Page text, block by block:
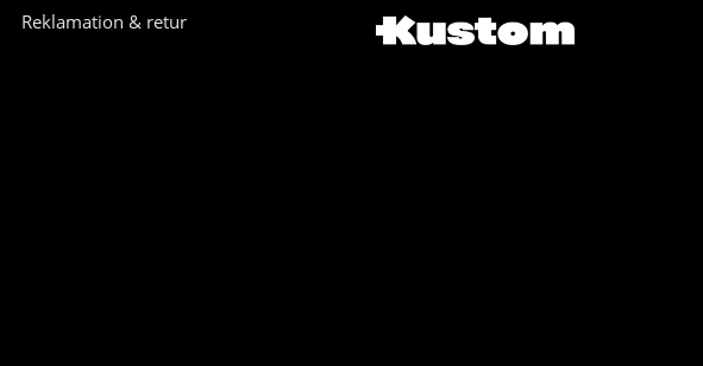
Reklamation & retur